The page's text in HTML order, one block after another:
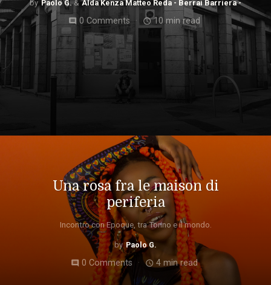
Paolo G. Alda Kenza Matteo Reda - Berrai Barriera -
comment 0 Comments access_time10 min read
Una rosa fra le maison di
periferia
Incontro con Epoque, tra Torino e il mondo.
Paolo G.
comment 0 Comments access_time 4 min read